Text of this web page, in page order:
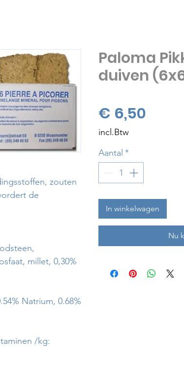
zouten
de
millet, 0,30%
Natrium, 0.68%
/kg:
Paloma
duiven
€ 6,50
incl.Btw
Aantal *
In winkelwagen
Nu